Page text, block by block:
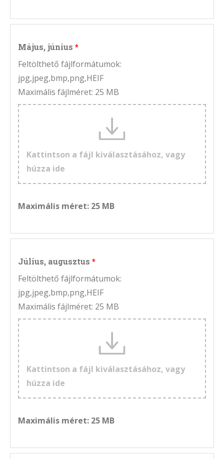
Május, június
Feltölthető fájlformátumok:
jpg,jpeg,bmp,png,HEIF
Maximális fájlméret: 25 MB
Kattintson a fájl kiválasztásához, vagy
húzza ide
Maximális méret: 25 MB
Július, augusztus
Feltölthető fájlformátumok:
jpg,jpeg,bmp,png,HEIF
Maximális fájlméret: 25 MB
Kattintson a fájl kiválasztásához, vagy
húzza ide
Maximális méret: 25 MB